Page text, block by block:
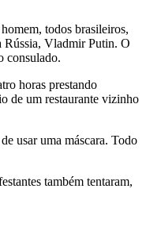
todos brasileiros,
Rússia, Vladmir Putin. O
consulado.
horas prestando
de um restaurante vizinho
usar uma máscara. Todo
também tentaram,